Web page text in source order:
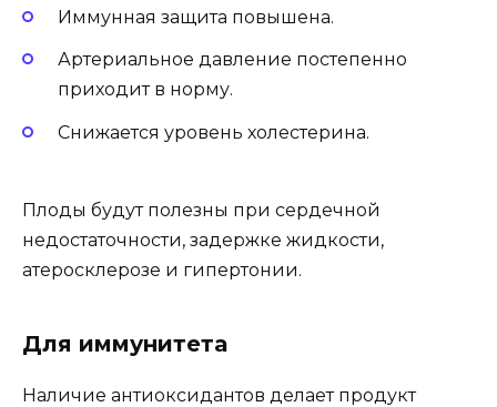
Иммунная защита повышена.
Артериальное давление постепенно
приходит в норму.
Снижается уровень холестерина.
Плоды будут полезны при сердечной
недостаточности, задержке жидкости,
атеросклерозе и гипертонии.
Для иммунитета
Наличие антиоксидантов делает продукт